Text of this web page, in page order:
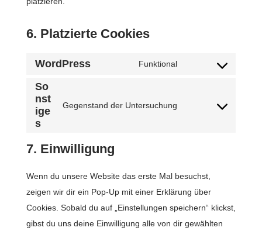
6. Platzierte Cookies
WordPress Funktional
t
o
s
e
So
nst
ige
s
Gegenstand der Untersuchung
e
n
t
t
7. Einwilligung
Wenn du unsere Website das erste Mal besuchst,
zeigen wir dir ein Pop-Up mit einer Erklärung über
Cookies. Sobald du auf „Einstellungen speichern“ klickst,
gibst du uns deine Einwilligung alle von dir gewählten